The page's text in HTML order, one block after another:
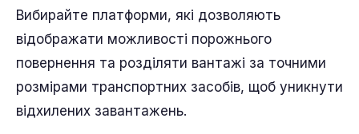
Вибирайте платформи, які дозволяють
відображати можливості порожнього
повернення та розділяти вантажі за точними
розмірами транспортних засобів, щоб уникнути
відхилених завантажень.